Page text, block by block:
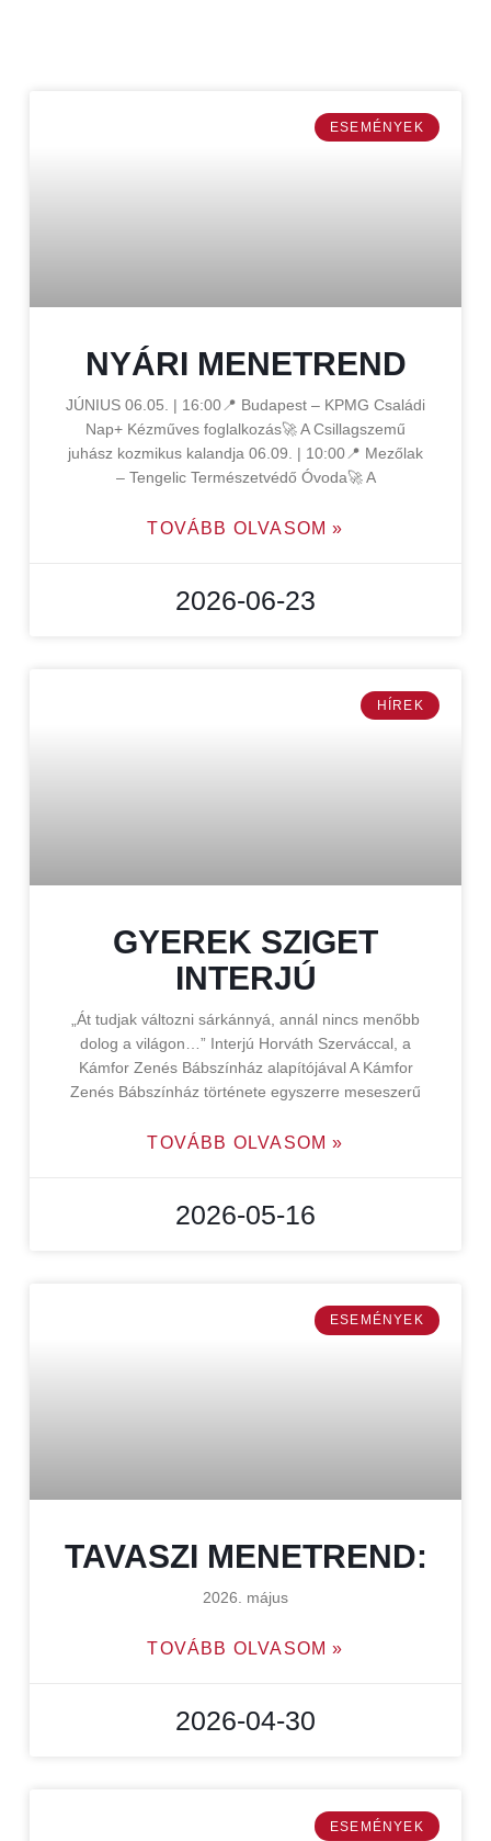
ESEMÉNYEK
NYÁRI MENETREND
JÚNIUS 06.05. | 16:00📍 Budapest – KPMG Családi
Nap+ Kézműves foglalkozás🚀 A Csillagszemű
juhász kozmikus kalandja 06.09. | 10:00📍 Mezőlak
– Tengelic Természetvédő Óvoda🚀 A
TOVÁBB OLVASOM »
2026-06-23
HÍREK
GYEREK SZIGET
INTERJÚ
„Át tudjak változni sárkánnyá, annál nincs menőbb
dolog a világon…” Interjú Horváth Szerváccal, a
Kámfor Zenés Bábszínház alapítójával A Kámfor
Zenés Bábszínház története egyszerre meseszerű
TOVÁBB OLVASOM »
2026-05-16
ESEMÉNYEK
TAVASZI MENETREND:
2026. május
TOVÁBB OLVASOM »
2026-04-30
ESEMÉNYEK